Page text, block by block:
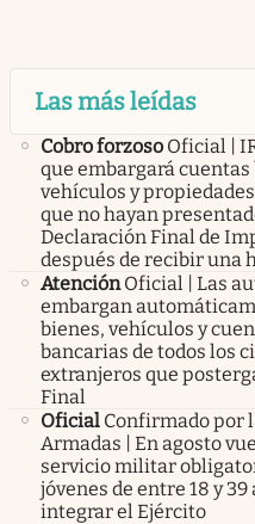
Las más leídas
Cobro forzoso Oficial |
que embargará cuentas
vehículos y
que no hayan
Declaración Final de
después de recibir una
Atención Oficial | Las
embargan
bienes, vehículos y
bancarias de todos los
extranjeros que
Final
Oficial Confirmado por
Armadas | En agosto
servicio militar
jóvenes de entre 18 y 39
integrar el Ejército